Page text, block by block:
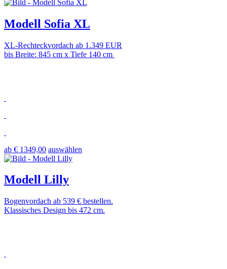
Modell Sofia XL
XL-Rechteckvordach ab 1.349 EUR
bis Breite: 845 cm x Tiefe 140 cm
ab € 1349,00 auswählen
Modell Lilly
Bogenvordach ab 539 € bestellen.
Klassisches Design bis 472 cm.